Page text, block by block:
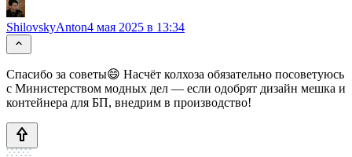
ShilovskyAnton4 мая 2025 в 13:34
Спасибо за советы😄 Насчёт колхоза обязательно посоветуюсь
с Министерством модных дел — если одобрят дизайн мешка и
контейнера для БП, внедрим в производство!